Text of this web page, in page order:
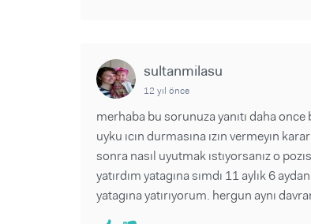
sultanmilasu
12 yıl önce
merhaba bu sorunuza yanıtı daha
uyku ıcın durmasına ızın vermeyın
sonra nasıl uyutmak ıstıyorsanız o
yatırdım yatagına sımdı 11 aylık 6
yatagına yatırıyorum. hergun aynı